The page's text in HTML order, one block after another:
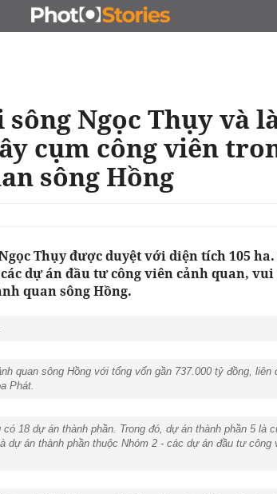
ĐẤU GIÁ - ĐẤU THẦU KINH DOANH
Ngọc Thụy và
cụm công viên
sông Hồng
Thụy được duyệt với diện tích 105
dự án đầu tư công viên cảnh quan,
quan sông Hồng.
quan sông Hồng với tổng vốn gần 737.000 tỷ đồng,
Phát.
18 dự án thành phần. Trong đó, dự án thành phần 5 là
án thành phần thuộc Nhóm 2 - các dự án đầu tư